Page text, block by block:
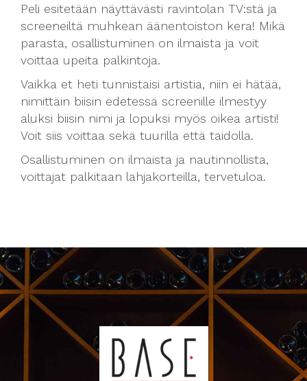
Peli esitetään näyttävästi ravintolan TV:stä ja
screeneiltä muhkean äänentoiston kera! Mikä
parasta, osallistuminen on ilmaista ja voit
voittaa upeita palkintoja.
Vaikka et heti tunnistaisi artistia, niin ei hätää,
nimittäin biisin edetessä screenille ilmestyy
aluksi biisin nimi ja lopuksi myös oikea artisti!
Voit siis voittaa sekä tuurilla että taidolla.
Osallistuminen on ilmaista ja nautinnollista,
voittajat palkitaan lahjakorteilla, tervetuloa.